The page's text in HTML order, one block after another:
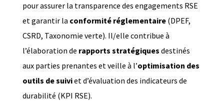
pour assurer la transparence des engagements RSE
et garantir la conformité réglementaire(DPEF,
CSRD, Taxonomie verte). Il/elle contribue à
l’élaboration de rapports stratégiques destinés
aux parties prenantes et veille à l’optimisation des
outils de suiviet d’évaluation des indicateurs de
durabilité (KPI RSE).